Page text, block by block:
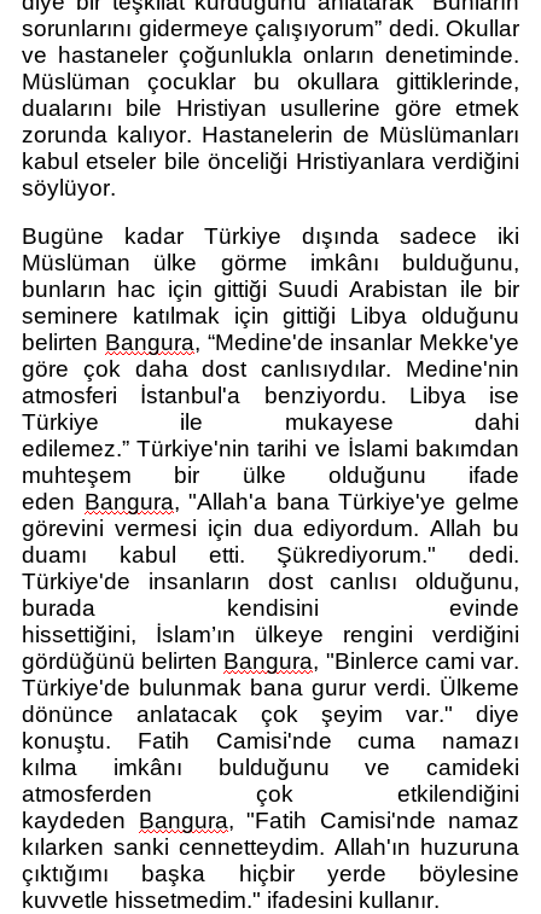
sorunlarını gidermeye çalışıyorum” dedi. Okullar
ve hastaneler çoğunlukla onların denetiminde.
Müslüman çocuklar bu okullara gittiklerinde,
dualarını bile Hristiyan usullerine göre etmek
zorunda kalıyor. Hastanelerin de Müslümanları
kabul etseler bile önceliği Hristiyanlara verdiğini
söylüyor.
Bugüne kadar Türkiye dışında sadece iki
Müslüman ülke görme imkânı bulduğunu,
bunların hac için gittiği Suudi Arabistan ile bir
seminere katılmak için gittiği Libya olduğunu
belirten Bangura, “Medine'de insanlar Mekke'ye
göre çok daha dost canlısıydılar. Medine'nin
atmosferi İstanbul'a benziyordu. Libya ise
Türkiye ile mukayese dahi
edilemez.”Türkiye'nin tarihi ve İslami bakımdan
muhteşem bir ülke olduğunu ifade
eden Bangura, "Allah'a bana Türkiye'ye gelme
görevini vermesi için dua ediyordum. Allah bu
duamı kabul etti. Şükrediyorum." dedi.
Türkiye'de insanların dost canlısı olduğunu,
burada kendisini evinde
hissettiğini, İslam’ın ülkeye rengini verdiğini
gördüğünü belirten Bangura, "Binlerce cami var.
Türkiye'de bulunmak bana gurur verdi. Ülkeme
dönünce anlatacak çok şeyim var." diye
konuştu. Fatih Camisi'nde cuma namazı
kılma imkânı bulduğunu ve camideki
atmosferden çok etkilendiğini
kaydeden Bangura, "Fatih Camisi'nde namaz
kılarken sanki cennetteydim. Allah'ın huzuruna
çıktığımı başka hiçbir yerde böylesine
kuvvetle hissetmedim." ifadesini kullanır.